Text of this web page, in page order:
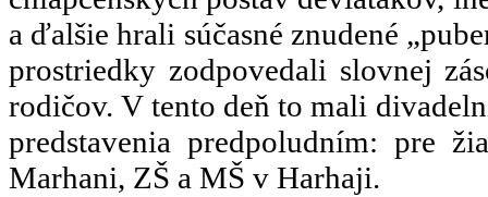
a ďalšie hrali súčasné znudené
prostriedky zodpovedali slovnej
rodičov. V tento deň to mali
predstavenia predpoludním: pre
Marhani, ZŠ a MŠ v Harhaji.